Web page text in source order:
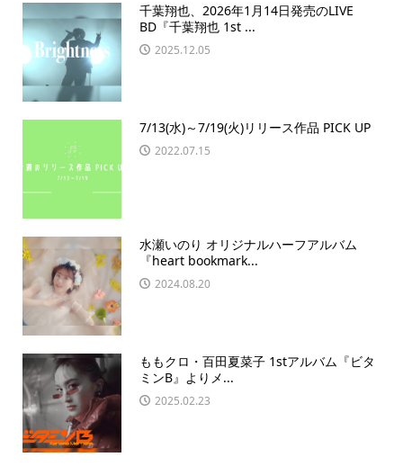
千葉翔也、2026年1月14日発売のLIVE
BD『千葉翔也 1st ...
2025.12.05
7/13(水)～7/19(火)リリース作品 PICK UP
2022.07.15
水瀬いのり オリジナルハーフアルバム
『heart bookmark...
2024.08.20
ももクロ・百田夏菜子 1stアルバム『ビタ
ミンB』よりメ...
2025.02.23